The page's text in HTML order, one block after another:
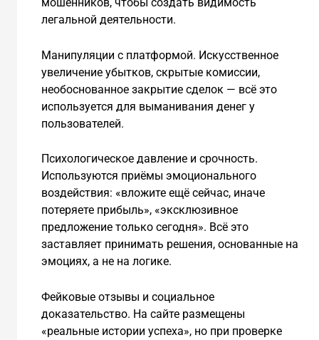
легальной деятельности.
Манипуляции с платформой. Искусственное
увеличение убытков, скрытые комиссии,
необоснованное закрытие сделок — всё это
используется для выманивания денег у
пользователей.
Психологическое давление и срочность.
Используются приёмы эмоционального
воздействия: «вложите ещё сейчас, иначе
потеряете прибыль», «эксклюзивное
предложение только сегодня». Всё это
заставляет принимать решения, основанные на
эмоциях, а не на логике.
Фейковые отзывы и социальное
доказательство. На сайте размещены
«реальные истории успеха», но при проверке